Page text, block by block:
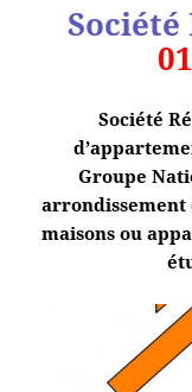
Société
Société
Groupe
arrondissement
maisons ou